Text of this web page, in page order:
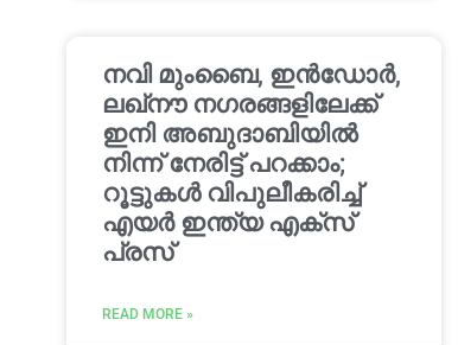
നവി മുംബൈ, ഇൻഡോർ,
ലഖ്നൗ നഗരങ്ങളിലേക്ക്
ഇനി അബുദാബിയിൽ
നിന്ന് നേരിട്ട് പറക്കാം;
റൂട്ടുകൾ വിപുലീകരിച്ച്
എയർ ഇന്ത്യ എക്സ്
പ്രസ്
READ MORE »